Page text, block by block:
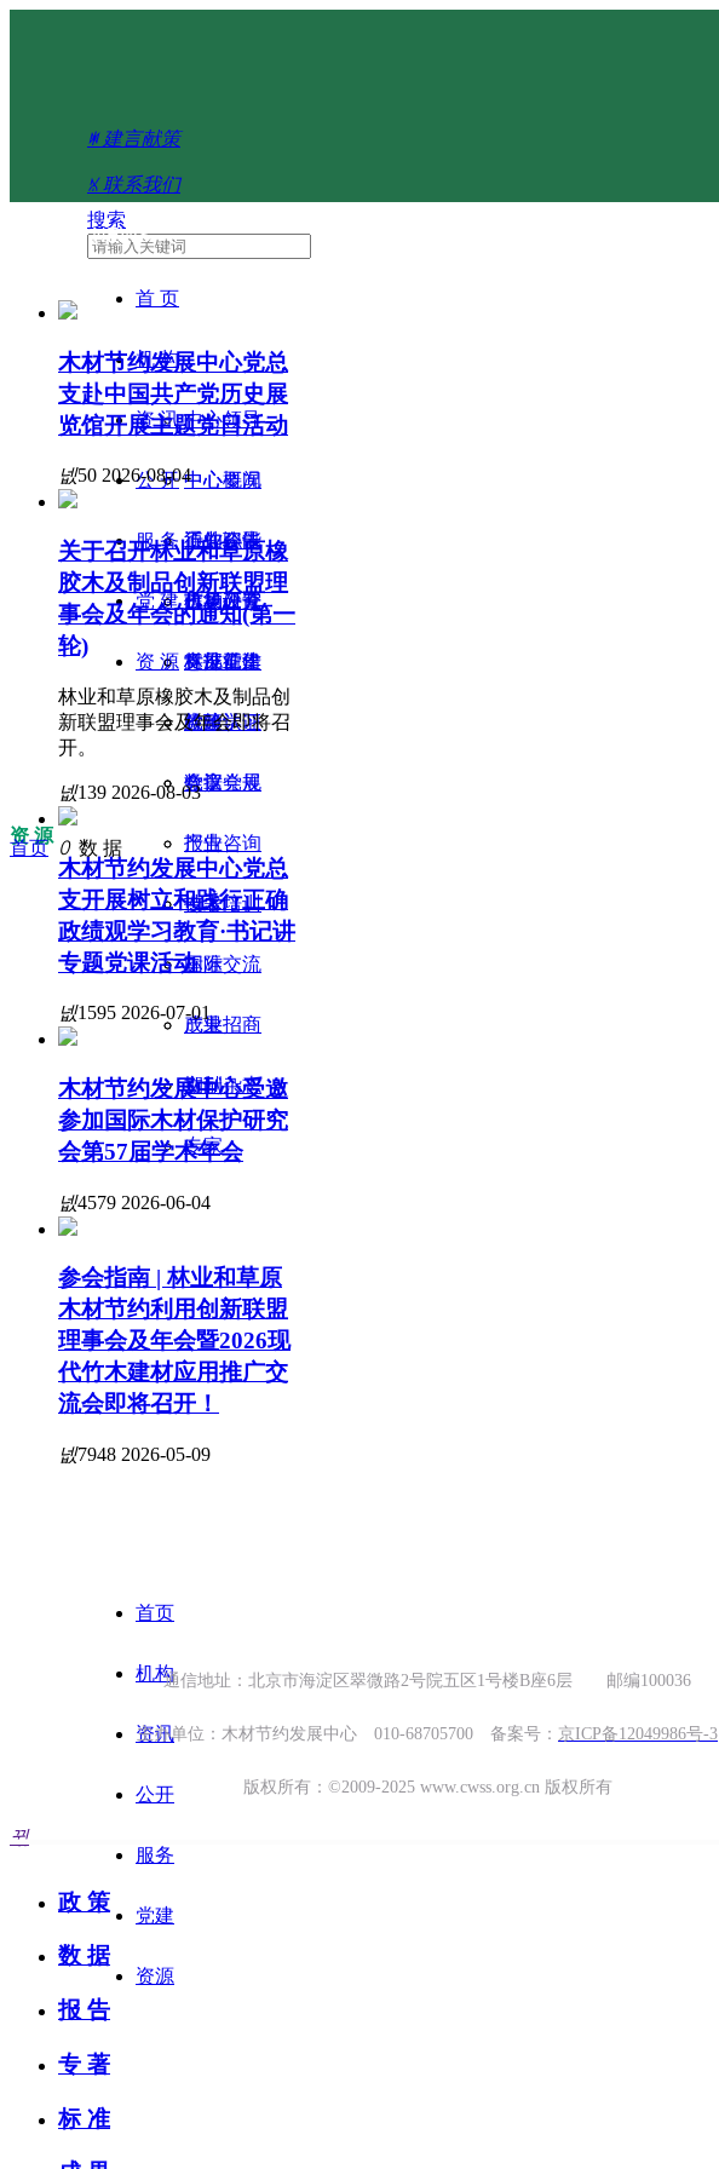
ꂐ 建言献策
ꁱ 联系我们
搜索
首 页
机 构
中心领导
中心概况
工作职能
机构设置
资 讯
中心要闻
行业资讯
市场评论
科技前沿
公 开
通知公告
信息公开
意见征集
服 务
政策研究
标准工作
检验认证
会议会展
产业咨询
技术培训
国际交流
产业招商
期刊杂志
党 建
支部党建
党建学习
党章党规
资 源
政策
数据
报告
专著
标准
成果
文献
专家
新闻资讯NEWS
木材节约发展中心党总
支赴中国共产党历史展
览馆开展主题党日活动
넶50 2026-08-04
关于召开林业和草原橡
胶木及制品创新联盟理
事会及年会的通知(第一
轮)
林业和草原橡胶木及制品创
新联盟理事会及年会即将召
开。
넶139 2026-08-03
木材节约发展中心党总
支开展树立和践行正确
政绩观学习教育·书记讲
专题党课活动
넶1595 2026-07-01
木材节约发展中心受邀
参加国际木材保护研究
会第57届学术年会
넶4579 2026-06-04
参会指南 | 林业和草原
木材节约利用创新联盟
理事会及年会暨2026现
代竹木建材应用推广交
流会即将召开！
넶7948 2026-05-09
资 源
首页 ꄲ 数 据
뀑
政 策
数 据
报 告
专 著
标 准
首页
机构
资讯
公开
服务
党建
资源
通信地址：北京市海淀区翠微路2号院五区1号楼B座6层 邮编100036
主办单位：木材节约发展中心 010-68705700 备案号： 京ICP备12049986号-3
版权所有：©2009-2025 www.cwss.org.cn 版权所有